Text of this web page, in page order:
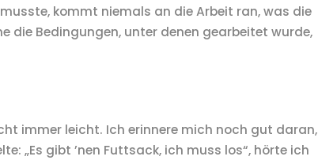
kommt niemals an die Arbeit ran, was die
die Bedingungen, unter denen gearbeitet wurde,
immer leicht. Ich erinnere mich noch gut daran,
„Es gibt ’nen Futtsack, ich muss los“, hörte ich